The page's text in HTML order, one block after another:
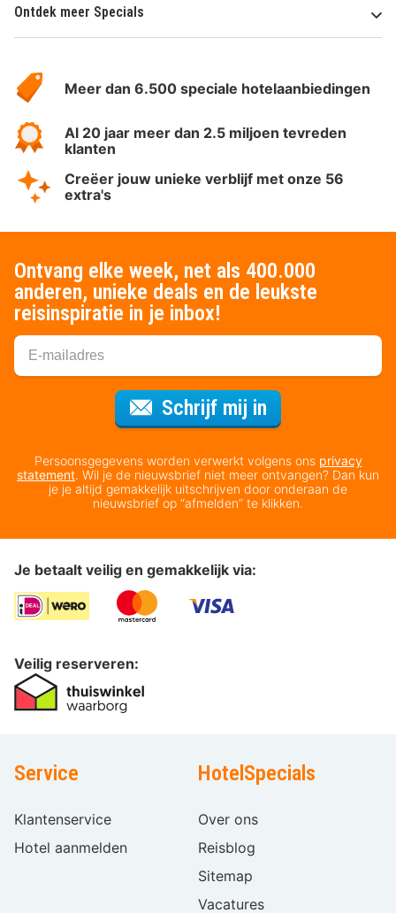
Ontdek meer Specials
HotelSpecials
Meer dan 6.500 speciale hotelaanbiedingen
Al 20 jaar meer dan 2.5 miljoen tevreden
klanten
Creëer jouw unieke verblijf met onze 56
extra's
Ontvang elke week, net als 400.000
anderen, unieke deals en de leukste
reisinspiratie in je inbox!
Schrijf mij in
Persoonsgegevens worden verwerkt volgens ons privacy
statement. Wil je de nieuwsbrief niet meer ontvangen? Dan kun
je je altijd gemakkelijk uitschrijven door onderaan de
nieuwsbrief op “afmelden” te klikken.
Je betaalt veilig en gemakkelijk via:
Veilig reserveren:
Service
Klantenservice
Hotel aanmelden
HotelSpecials
Over ons
Reisblog
Sitemap
Vacatures